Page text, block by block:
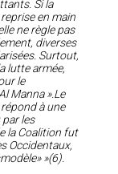
Si la
en main
ne règle pas
diverses
Surtout,
lutte armée,
le
Manna ».Le
à une
les
la Coalition fut
Occidentaux,
»(6).